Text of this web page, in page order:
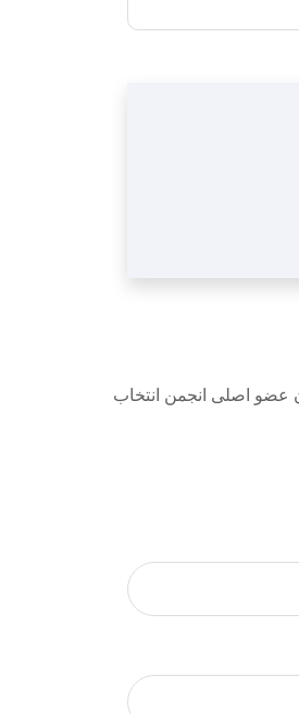
عضو اصلی انجمن انتخاب